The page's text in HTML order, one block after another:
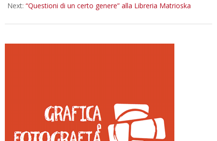
Next: “Questioni di un certo genere” alla Libreria Matrioska